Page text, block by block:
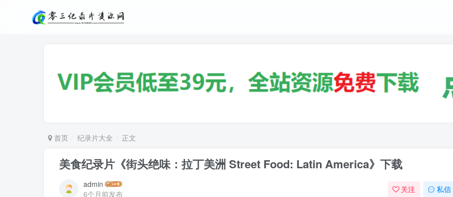
首页 纪录片大全 正文
美食纪录片《街头绝味：拉丁美洲 Street Food: Latin America》下载
admin
6个月前发布
关注 私信